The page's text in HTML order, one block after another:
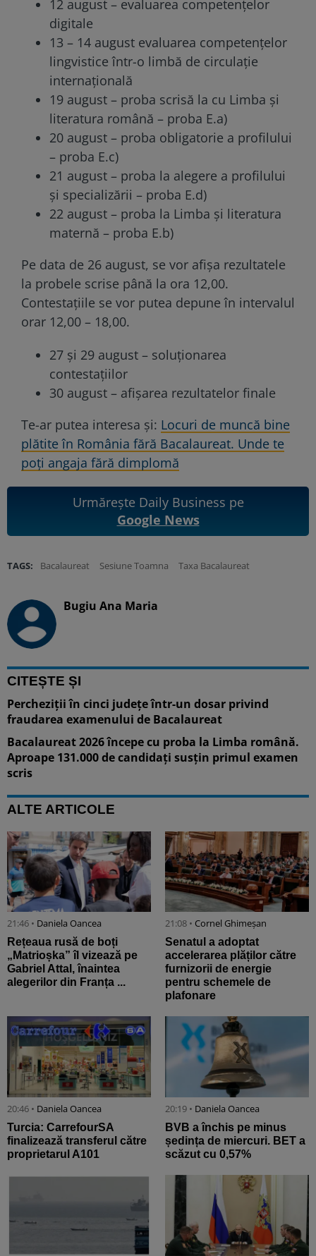
12 august – evaluarea competenţelor
digitale
13 – 14 august evaluarea competenţelor
lingvistice într-o limbă de circulaţie
internaţională
19 august – proba scrisă la cu Limba şi
literatura română – proba E.a)
20 august – proba obligatorie a profilului
– proba E.c)
21 august – proba la alegere a profilului
şi specializării – proba E.d)
22 august – proba la Limba şi literatura
maternă – proba E.b)
Pe data de 26 august, se vor afişa rezultatele
la probele scrise până la ora 12,00.
Contestaţiile se vor putea depune în intervalul
orar 12,00 – 18,00.
27 şi 29 august – soluționarea
contestațiilor
30 august – afișarea rezultatelor finale
Te-ar putea interesa și: Locuri de muncă bine
plătite în România fără Bacalaureat. Unde te
poţi angaja fără dimplomă
Urmărește Daily Business pe
Google News
TAGS: Bacalaureat Sesiune Toamna Taxa Bacalaureat
Bugiu ⁠Ana Maria
CITEȘTE ȘI
Percheziții în cinci județe într-un dosar privind
fraudarea examenului de Bacalaureat
Bacalaureat 2026 începe cu proba la Limba română.
Aproape 131.000 de candidați susțin primul examen
scris
ALTE ARTICOLE
21:46 • Daniela Oancea
Rețeaua rusă de boți
„Matrioșka” îl vizează pe
Gabriel Attal, înaintea
alegerilor din Franța ...
21:08 • Cornel Ghimeșan
Senatul a adoptat
accelerarea plăților către
furnizorii de energie
pentru schemele de
plafonare
20:46 • Daniela Oancea
Turcia: CarrefourSA
finalizează transferul către
proprietarul A101
20:19 • Daniela Oancea
BVB a închis pe minus
ședința de miercuri. BET a
scăzut cu 0,57%